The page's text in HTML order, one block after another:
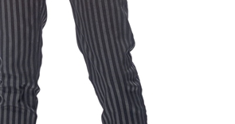
Plus Size
Store Leipzig
Accessoires